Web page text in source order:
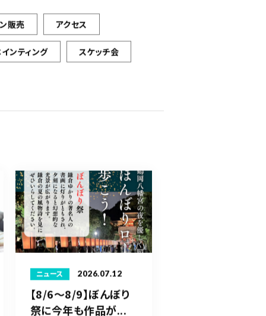
販売 アクセス
ンティング スケッチ会
ニュース 2026.07.12
【8/6〜8/9】ぼんぼり
祭に今年も作品が...